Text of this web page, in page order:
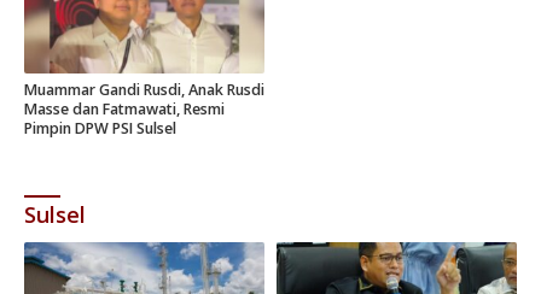
Muammar Gandi Rusdi, Anak Rusdi
Masse dan Fatmawati, Resmi
Pimpin DPW PSI Sulsel
Sulsel